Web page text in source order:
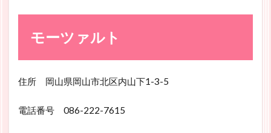
モーツァルト
住所 岡山県岡山市北区内山下1-3-5
電話番号 086-222-7615